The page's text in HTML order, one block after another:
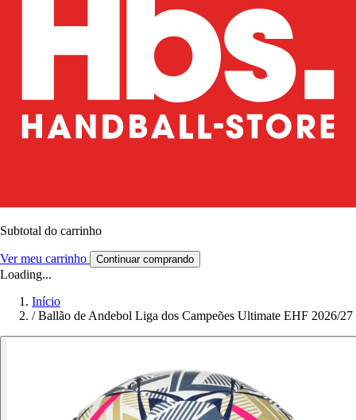
Subtotal do carrinho
Ver meu carrinho Continuar comprando
Loading...
Início
/ Ballão de Andebol Liga dos Campeões Ultimate EHF 2026/27